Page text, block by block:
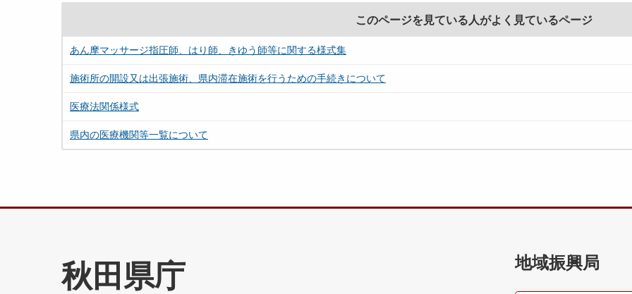
このページを見ている人がよく見ているページ
あん摩マッサージ指圧師、はり師、きゆう師等に関する様式集
施術所の開設又は出張施術、県内滞在施術を行うための手続きについて
医療法関係様式
県内の医療機関等一覧について
秋田県庁 地域振興局